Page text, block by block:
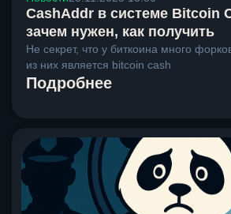
CashAddr в системе Bitcoin
зачем нужен, как получить
Не секрет, что у биткоина много
из них является bitcoin cash
Подробнее